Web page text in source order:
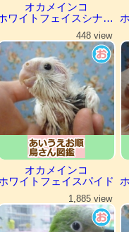
オカメインコ
ホワイトフェイスシナモン
448 view
オカメインコ
ワイトフェイスパイド
1,885 view